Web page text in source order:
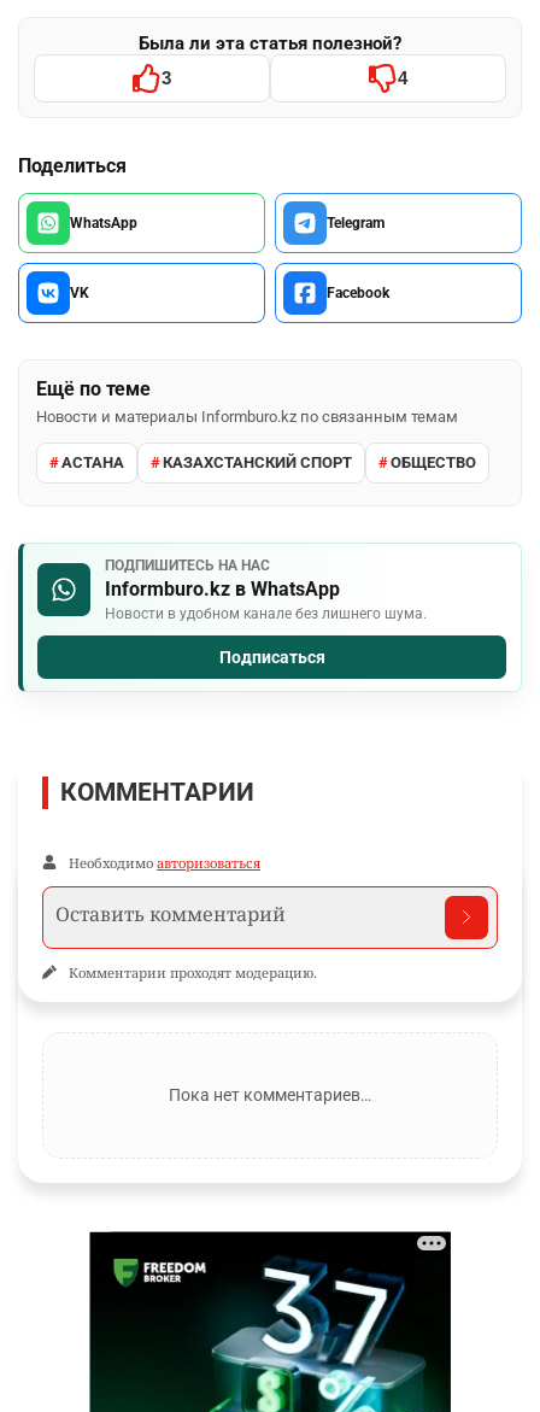
Была ли эта статья полезной?
3 4
Поделиться
WhatsApp Telegram
VK Facebook
Ещё по теме
Новости и материалы Informburo.kz по связанным темам
АСТАНА КАЗАХСТАНСКИЙ СПОРТ ОБЩЕСТВО
ПОДПИШИТЕСЬ НА НАС
Informburo.kz в WhatsApp
Новости в удобном канале без лишнего шума.
Подписаться
КОММЕНТАРИИ
Необходимо авторизоваться
Комментарии проходят модерацию.
Пока нет комментариев…